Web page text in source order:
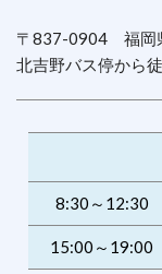
〒837-0904 福岡
北吉野バス停から
8:30～12:30
15:00～19:00